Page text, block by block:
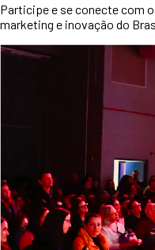
Participe e se conecte com
marketing e inovação do